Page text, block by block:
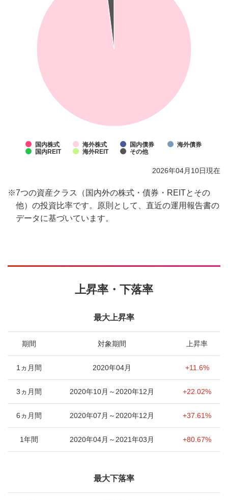
国内株式 海外株式 国内債券
海外債券
国内REIT
海外REIT その他
2026年04月10日現在
※7つの資産クラス（国内外の株式・債券・REITとその
他）の投資比率です。原則として、直近の運用報告書の
データに基づいています。
上昇率・下落率
最大上昇率
期間 対象期間 上昇率
1ヵ月間 2020年04月 +11.6%
3ヵ月間 2020年10月～2020年12月 +22.02%
6ヵ月間 2020年07月～2020年12月 +37.61%
1年間 2020年04月～2021年03月 +80.67%
最大下落率